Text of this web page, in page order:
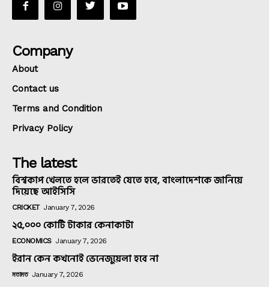
Company
About
Contact us
Terms and Condition
Privacy Policy
The latest
বিশ্বকাপ খেলতে হলে ভারতেই যেতে হবে, বাংলাদেশকে জানিয়ে
দিয়েছে আইসিসি
CRICKET January 7, 2026
২৫,০০০ কোটি টাকার কেনাকাটা
ECONOMICS January 7, 2026
ইরান কেন কখনোই ভেনেজুয়েলা হবে না
মতামত January 7, 2026